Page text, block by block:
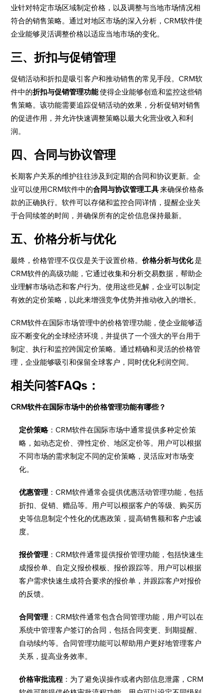
业针对特定市场区域制定价格，以及调整与当地市场情况相
符合的销售策略。通过对地区市场的深入分析，CRM软件使
企业能够灵活调整价格以适应当地市场的变化。
三、折扣与促销管理
促销活动和折扣是吸引客户和推动销售的常见手段。CRM软
件中的折扣与促销管理功能使得企业能够创造和监控这些销
售策略。该功能需要追踪促销活动的效果，分析促销对销售
的促进作用，并允许快速调整策略以最大化营业收入和利
润。
四、合同与协议管理
长期客户关系的维护往往涉及到定期的合同和协议更新。企
业可以使用CRM软件中的合同与协议管理工具来确保价格条
款的正确执行。软件可以存储和监控合同详情，提醒企业关
于合同续签的时间，并确保所有的定价信息保持最新。
五、价格分析与优化
最终，价格管理不仅仅是关于设置价格。价格分析与优化是
CRM软件的高级功能，它通过收集和分析交易数据，帮助企
业理解市场动态和客户行为。使用这些见解，企业可以制定
有效的定价策略，以此来增强竞争优势并推动收入的增长。
CRM软件在国际市场管理中的价格管理功能，使企业能够适
应不断变化的全球经济环境，并提供了一个强大的平台用于
制定、执行和监控跨国定价策略。通过精确和灵活的价格管
理，企业能够吸引和保留全球客户，同时优化利润空间。
相关问答FAQs：
CRM软件在国际市场中的价格管理功能有哪些？
定价策略 ：CRM软件在国际市场中通常提供多种定价策
略，如动态定价、弹性定价、地区定价等。用户可以根据
不同市场的需求制定不同的定价策略，灵活应对市场变
化。
优惠管理 ：CRM软件通常会提供优惠活动管理功能，包括
折扣、促销、赠品等。用户可以根据客户的等级、购买历
史等信息制定个性化的优惠政策，提高销售额和客户忠诚
度。
报价管理 ：CRM软件通常提供报价管理功能，包括快速生
成报价单、自定义报价模板、报价跟踪等。用户可以根据
客户需求快速生成符合要求的报价单，并跟踪客户对报价
的反馈。
合同管理 ：CRM软件通常包含合同管理功能，用户可以在
系统中管理客户签订的合同，包括合同变更、到期提醒、
自动续约等。合同管理功能可以帮助用户更好地管理客户
关系，提高业务效率。
价格审批流程 ：为了避免误操作或者内部信息泄露，CRM